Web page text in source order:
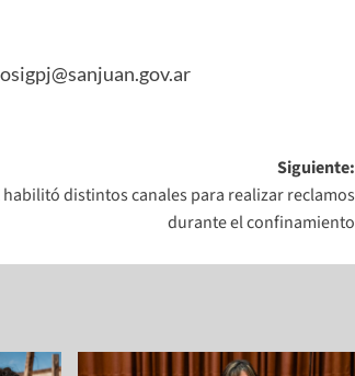
Siguiente:
habilitó distintos canales para realizar reclamos
durante el confinamiento